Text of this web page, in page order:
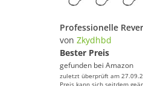
von Zkydhbd
Bester Preis
gefunden bei Amazon
zuletzt überprüft am
Preis kann sich seitdem